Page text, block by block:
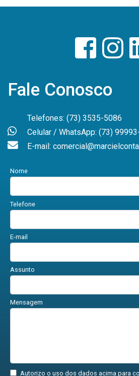
Fale Conosco
Telefones: (73) 3535-5086
Celular / WhatsApp: (73)
E-mail:
Nome
Telefone
E-mail
Assunto
Mensagem
Autorizo o uso dos dados acima para